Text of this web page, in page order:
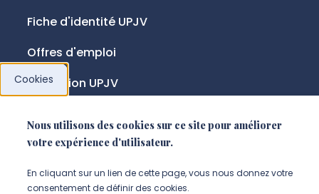
Fiche d'identité UPJV
Offres d'emploi
Fondation UPJV
NOUS SUIVRE
Suivez-nous sur instagram
Suivez-nous sur linkedin
Suivez-nous sur
Cookies
Nous utilisons des cookies sur ce site pour améliorer
votre expérience d'utilisateur.
En cliquant sur un lien de cette page, vous nous donnez votre
consentement de définir des cookies.